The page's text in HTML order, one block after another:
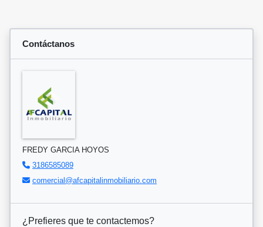
Contáctanos
FREDY GARCIA HOYOS
3186585089
comercial@afcapitalinmobiliario.com
¿Prefieres que te contactemos?